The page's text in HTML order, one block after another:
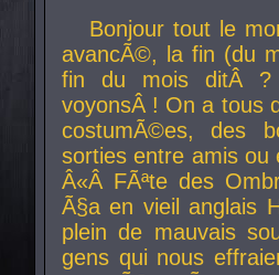
Bonjour tout le
avancÃ©, la fin (du
fin du mois ditÂ ?
voyonsÂ ! On a tous
costumÃ©es, des
sorties entre amis
Â«Â FÃªte des
Ã§a en vieil anglais
plein de mauvais
gens qui nous